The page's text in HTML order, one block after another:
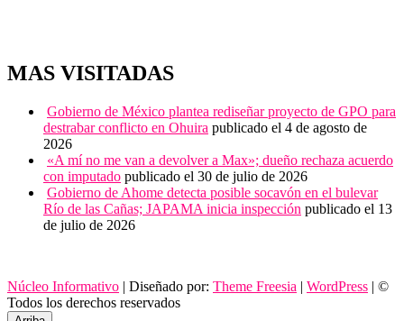
MAS VISITADAS
Gobierno de México plantea rediseñar proyecto de GPO para
destrabar conflicto en Ohuira publicado el 4 de agosto de
2026
«A mí no me van a devolver a Max»; dueño rechaza acuerdo
con imputado publicado el 30 de julio de 2026
Gobierno de Ahome detecta posible socavón en el bulevar
Río de las Cañas; JAPAMA inicia inspección publicado el 13
de julio de 2026
Núcleo Informativo | Diseñado por: Theme Freesia | WordPress | ©
Todos los derechos reservados